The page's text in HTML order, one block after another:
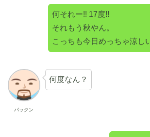
何それー!! 17度!!
それもう秋やん。
こっちも今日めっちゃ涼し
パックン
何度なん？